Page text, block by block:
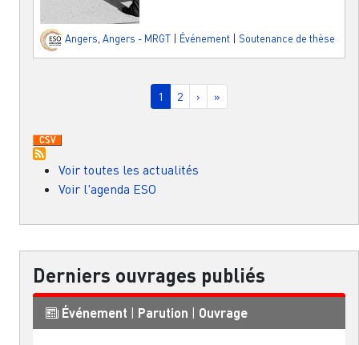
Angers, Angers - MRGT Événement Soutenance de thèse
Page courante
1 Page
2 Page suivante
› Dernière page
»
Voir toutes les actualités
Voir l'agenda ESO
Derniers ouvrages publiés
Événement Parution Ouvrage